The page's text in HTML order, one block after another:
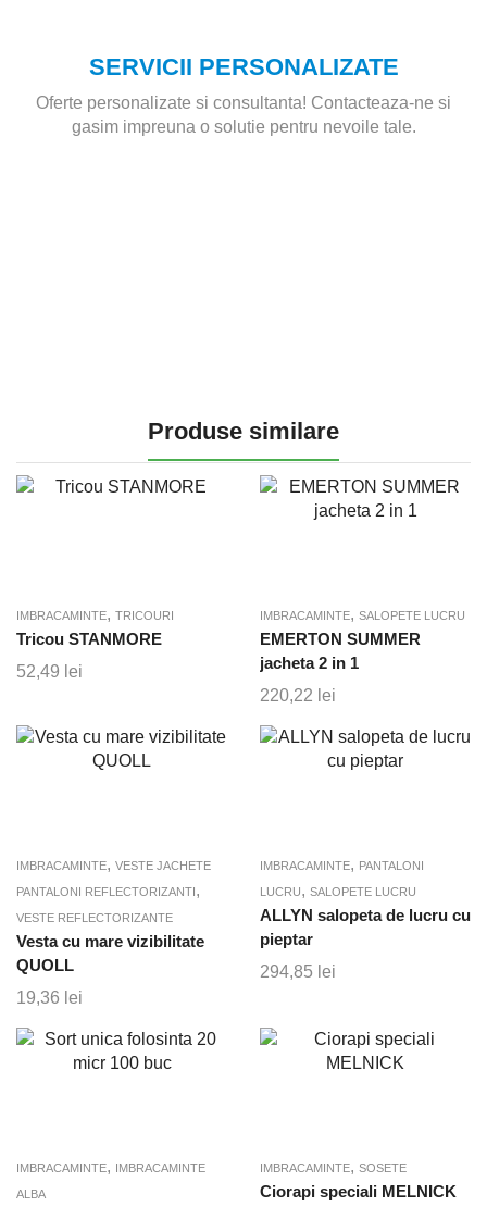
SERVICII PERSONALIZATE
Oferte personalizate si consultanta! Contacteaza-ne si
gasim impreuna o solutie pentru nevoile tale.
Produse similare
IMBRACAMINTE, TRICOURI
Tricou STANMORE
52,49 lei
IMBRACAMINTE, SALOPETE LUCRU
EMERTON SUMMER
jacheta 2 in 1
220,22 lei
IMBRACAMINTE, VESTE JACHETE
PANTALONI REFLECTORIZANTI,
VESTE REFLECTORIZANTE
Vesta cu mare vizibilitate
QUOLL
19,36 lei
IMBRACAMINTE, PANTALONI
LUCRU, SALOPETE LUCRU
ALLYN salopeta de lucru cu
pieptar
294,85 lei
IMBRACAMINTE, IMBRACAMINTE
ALBA
IMBRACAMINTE, SOSETE
Ciorapi speciali MELNICK